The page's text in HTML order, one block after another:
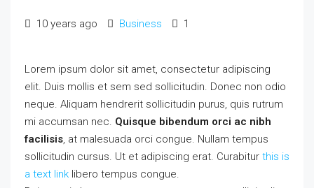
10 years ago Business 1
Lorem ipsum dolor sit amet, consectetur adipiscing
elit. Duis mollis et sem sed sollicitudin. Donec non odio
neque. Aliquam hendrerit sollicitudin purus, quis rutrum
mi accumsan nec. Quisque bibendum orci ac nibh
facilisis, at malesuada orci congue. Nullam tempus
sollicitudin cursus. Ut et adipiscing erat. Curabitur this is
a text link libero tempus congue.